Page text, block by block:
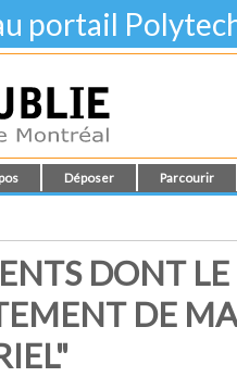
portail
Déposer Parcourir
DONT
DE